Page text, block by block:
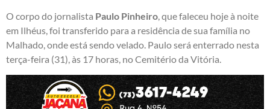
O corpo do jornalista Paulo Pinheiro , que faleceu hoje à noite
em Ilhéus, foi transferido para a residência de sua família no
Malhado, onde está sendo velado. Paulo será enterrado nesta
terça-feira (31), às 17 horas, no Cemitério da Vitória.